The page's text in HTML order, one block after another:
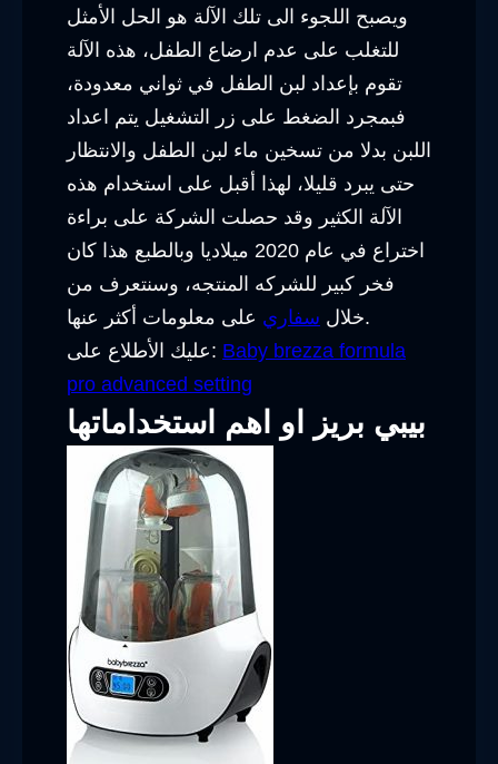
ويصبح اللجوء الى تلك الآلة هو الحل الأمثل
للتغلب على عدم ارضاع الطفل، هذه الآلة
تقوم بإعداد لبن الطفل في ثواني معدودة،
فبمجرد الضغط على زر التشغيل يتم اعداد
اللبن بدلا من تسخين ماء لبن الطفل والانتظار
حتى يبرد قليلا، لهذا أقبل على استخدام هذه
الآلة الكثير وقد حصلت الشركة على براءة
اختراع في عام 2020 ميلاديا وبالطبع هذا كان
فخر كبير للشركه المنتجه، وسنتعرف من
خلال سفاري
على معلومات أكثر عنها.
عليك الأطلاع على: Baby brezza formula
pro advanced setting
بيبي بريز او اهم استخداماتها